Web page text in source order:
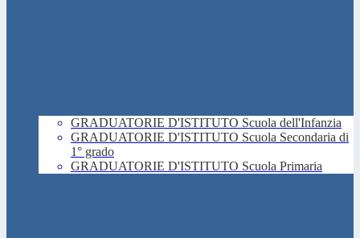
GRADUATORIE D'ISTITUTO Scuola dell'Infanzia
GRADUATORIE D'ISTITUTO Scuola Secondaria di
1° grado
GRADUATORIE D'ISTITUTO Scuola Primaria